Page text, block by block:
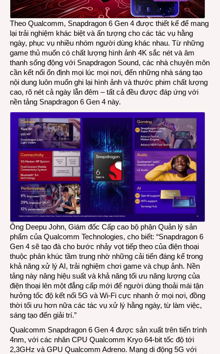
Theo Qualcomm, Snapdragon 6 Gen 4 được thiết kế để mang
lại trải nghiệm khác biệt và ấn tượng cho các tác vụ hằng
ngày, phục vụ nhiều nhóm người dùng khác nhau. Từ những
game thủ muốn có chất lượng hình ảnh 4K sắc nét và âm
thanh sống động với Snapdragon Sound, các nhà chuyên môn
cần kết nối ổn định mọi lúc mọi nơi, đến những nhà sáng tạo
nội dung luôn muốn ghi lại hình ảnh và thước phim chất lượng
cao, rõ nét cả ngày lẫn đêm – tất cả đều được đáp ứng với
nền tảng Snapdragon 6 Gen 4 này.
Ông Deepu John, Giám đốc Cấp cao bộ phận Quản lý sản
phẩm của Qualcomm Technologies, cho biết: “Snapdragon 6
Gen 4 sẽ tạo đà cho bước nhảy vọt tiếp theo của điện thoại
thuộc phân khúc tầm trung nhờ những cải tiến đáng kể trong
khả năng xử lý AI, trải nghiệm chơi game và chụp ảnh. Nền
tảng này nâng hiệu suất và khả năng tối ưu năng lượng của
điện thoại lên một đẳng cấp mới để người dùng thoải mái tận
hưởng tốc độ kết nối 5G và Wi-Fi cực nhanh ở mọi nơi, đồng
thời tối ưu hơn nữa các tác vụ xử lý hằng ngày, từ làm việc,
sáng tạo đến giải trí.”
Qualcomm Snapdragon 6 Gen 4 được sản xuất trên tiến trình
4nm, với các nhân CPU Qualcomm Kryo 64-bit tốc độ tới
2,3GHz và GPU Qualcomm Adreno. Mạng di động 5G với